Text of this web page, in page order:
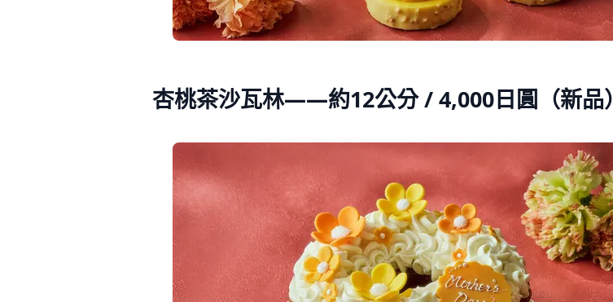
杏桃茶沙瓦林——約12公分 / 4,000日圓（新品）